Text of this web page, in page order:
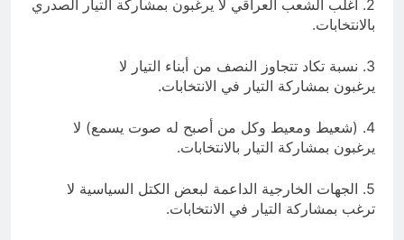
2. اغلب الشعب العراقي لا يرغبون بمشاركة التيار الصدري
بالانتخابات.
3. نسبة تكاد تتجاوز النصف من أبناء التيار لا
يرغبون بمشاركة التيار في الانتخابات.
4. (شعيط ومعيط وكل من أصبح له صوت يسمع) لا
يرغبون بمشاركة التيار بالانتخابات.
5. الجهات الخارجية الداعمة لبعض الكتل السياسية لا
ترغب بمشاركة التيار في الانتخابات.